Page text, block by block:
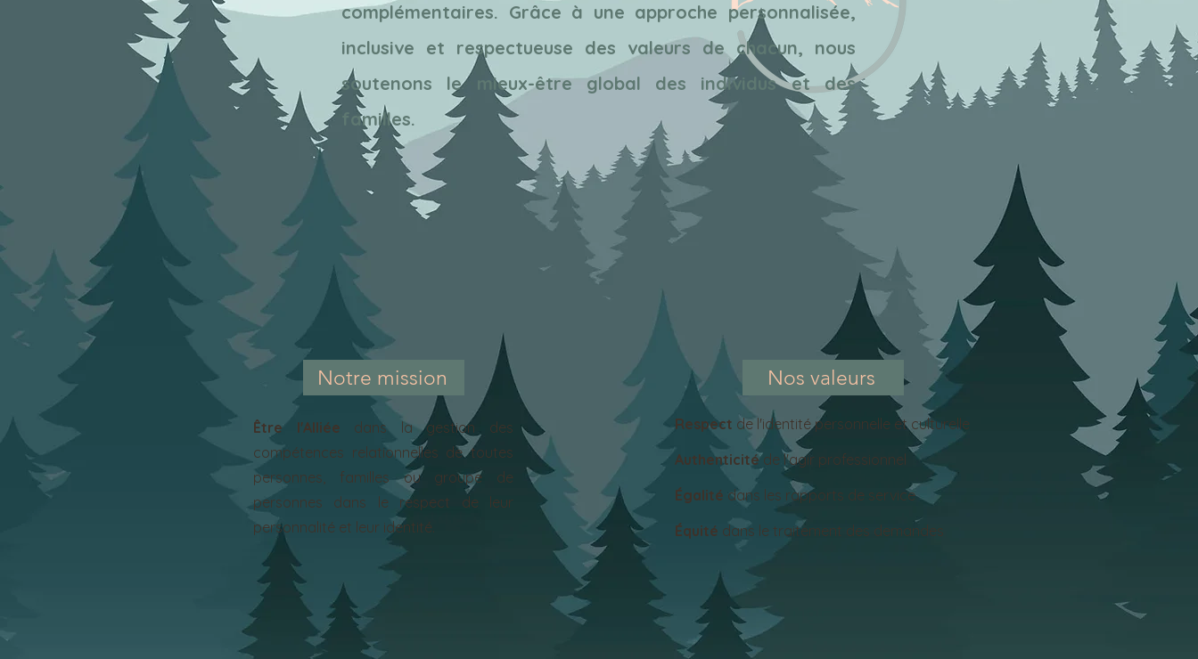
complémentaires. Grâce à une approche personnalisée,
inclusive et respectueuse des valeurs de chacun, nous
soutenons le mieux-être global des individus et des
familles.
Notre mission
Être l'Alliée dans la gestion des
compétences relationnelles de toutes
personnes, familles ou groupe de
personnes dans le respect de leur
personnalité et leur identité.
Nos valeurs
Respect de l'identité personnelle et culturelle
Authenticitéde l'agir professionnel
Égalité dans les rapports de service
Équité dans le traitement des demandes